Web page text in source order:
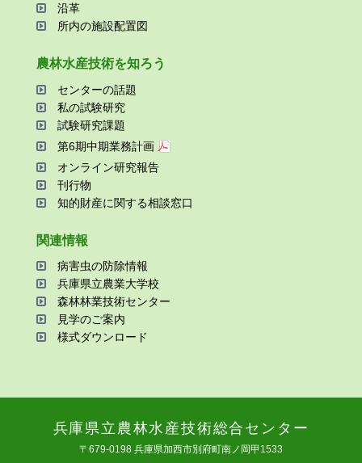
沿⾰
所内の施設配置図
農林⽔産技術を知ろう
センターの話題
私の試験研究
試験研究課題
第6期中期業務計画
オンライン研究報告
刊⾏物
知的財産に関する相談窓⼝
関連情報
病害⾍の防除情報
兵庫県⽴農業⼤学校
森林林業技術センター
⾒学のご案内
様式ダウンロード
兵庫県⽴農林⽔産技術総合センター
〒679-0198 兵庫県加⻄市別府町南ノ岡甲1533